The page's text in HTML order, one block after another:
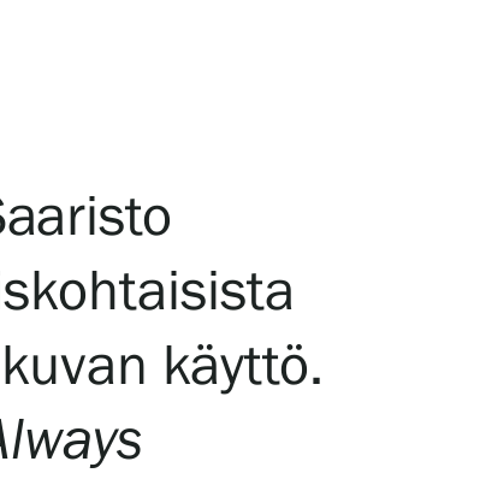
käyttö.